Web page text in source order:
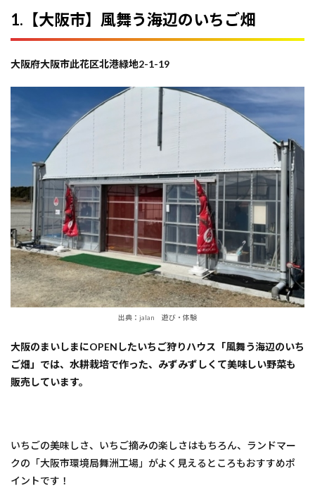
村】
光農
園
13
【堺
ァー
14
13.【泉佐野
市】
IchigoLab_Izumisano
15
いち
ご狩
りの
ご予
約に
1.【大阪市】風舞う海辺のいちご畑
大阪府大阪市此花区北港緑地2-1-19
出典：jalan 遊び・体験
大阪のまいしまにOPENしたいちご狩りハウス「風舞う海辺のいち
ご畑」では、水耕栽培で作った、みずみずしくて美味しい野菜も
販売しています。
いちごの美味しさ、いちご摘みの楽しさはもちろん、ランドマー
クの「大阪市環境局舞洲工場」がよく見えるところもおすすめポ
イントです！